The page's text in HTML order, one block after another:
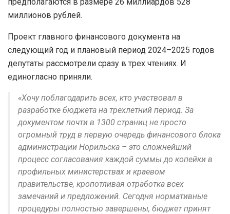
миллионов рублей.
Проект главного финансового документа на
следующий год и плановый период 2024–2025 годов
депутаты рассмотрели сразу в трех чтениях. И
единогласно приняли.
«Хочу поблагодарить всех, кто участвовал в
разработке бюджета на трехлетний период. За
документом почти в 1300 страниц не просто
огромный труд в первую очередь финансового блока
администрации Норильска – это сложнейший
процесс согласования каждой суммы до копейки в
профильных министерствах и краевом
правительстве, кропотливая отработка всех
замечаний и предложений. Сегодня нормативные
процедуры полностью завершены, бюджет принят